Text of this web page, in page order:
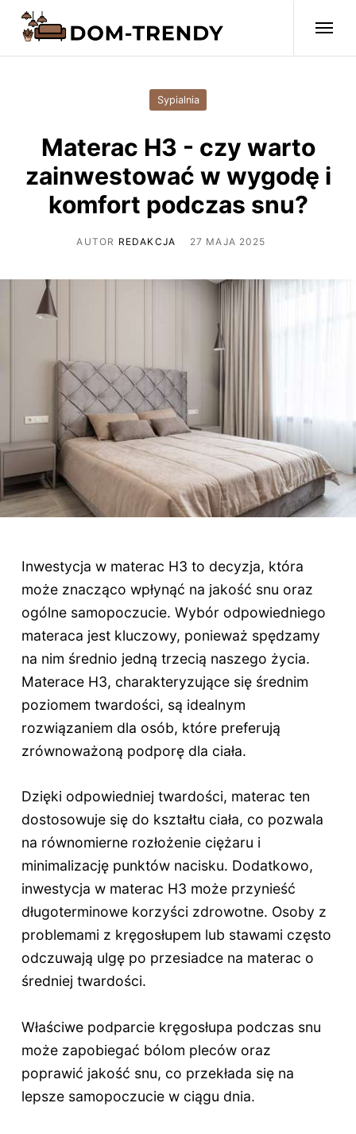
Sypialnia
Materac H3 - czy warto
zainwestować w wygodę i
komfort podczas snu?
AUTOR REDAKCJA 27 MAJA 2025
Inwestycja w materac H3 to decyzja, która
może znacząco wpłynąć na jakość snu oraz
ogólne samopoczucie. Wybór odpowiedniego
materaca jest kluczowy, ponieważ spędzamy
na nim średnio jedną trzecią naszego życia.
Materace H3, charakteryzujące się średnim
poziomem twardości, są idealnym
rozwiązaniem dla osób, które preferują
zrównoważoną podporę dla ciała.
Dzięki odpowiedniej twardości, materac ten
dostosowuje się do kształtu ciała, co pozwala
na równomierne rozłożenie ciężaru i
minimalizację punktów nacisku. Dodatkowo,
inwestycja w materac H3 może przynieść
długoterminowe korzyści zdrowotne. Osoby z
problemami z kręgosłupem lub stawami często
odczuwają ulgę po przesiadce na materac o
średniej twardości.
Właściwe podparcie kręgosłupa podczas snu
może zapobiegać bólom pleców oraz
poprawić jakość snu, co przekłada się na
lepsze samopoczucie w ciągu dnia.